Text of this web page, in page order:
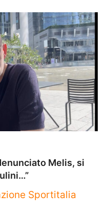
Melis, si
Sportitalia